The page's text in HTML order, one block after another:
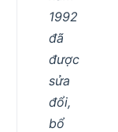
1992
đã
được
sửa
đổi,
bổ